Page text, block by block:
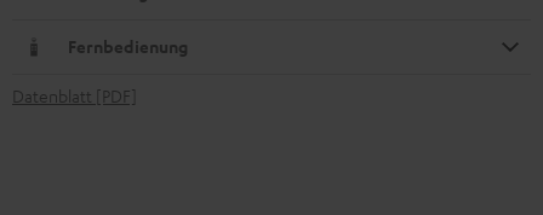
Fernbedienung
Datenblatt [PDF]